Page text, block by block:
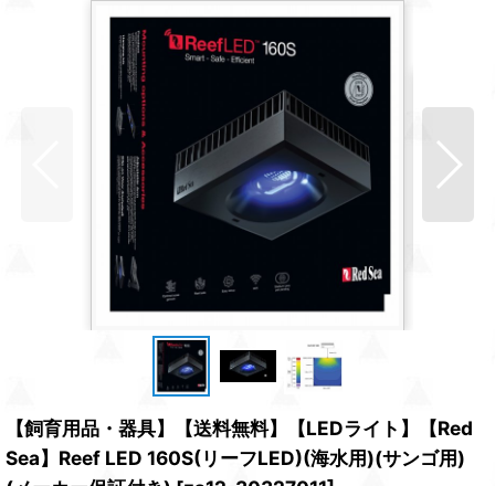
【飼育用品・器具】【送料無料】【LEDライト】【Red
Sea】Reef LED 160S(リーフLED)(海水用)(サンゴ用)